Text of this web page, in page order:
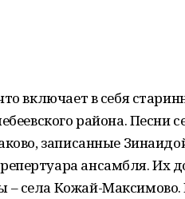
включает в себя
района. Песни
записанные
ансамбля. Их
села Кожай-Максимово.